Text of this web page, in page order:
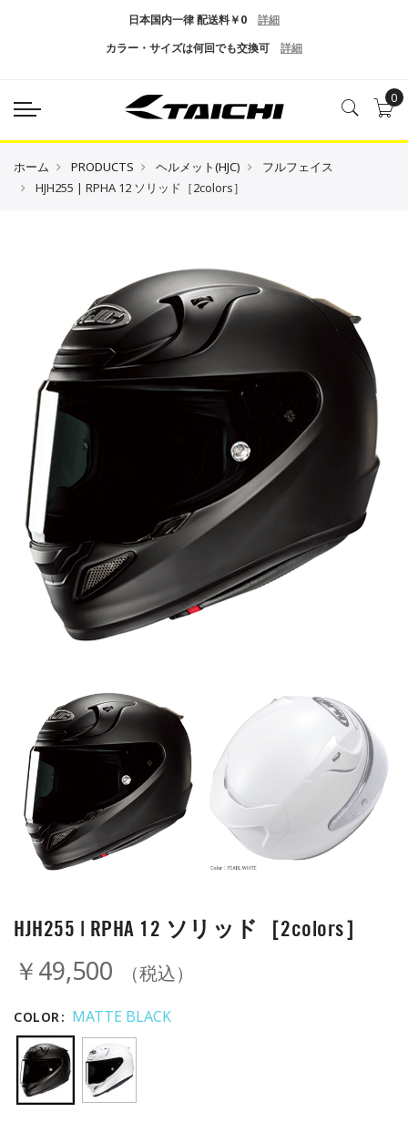
日本国内一律 配送料￥0 詳細
カラー・サイズは何回でも交換可 詳細
0
ホーム PRODUCTS ヘルメット(HJC)
フルフェイス
HJH255 | RPHA 12 ソリッド［2colors］
HJH255 | RPHA 12 ソリッド［2colors］
￥49,500 （税込）
COLOR MATTE BLACK